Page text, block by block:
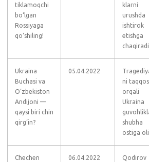
tiklamoqchi
bo‘lgan
Rossiyaga
qo‘shiling!
klarni
urushda
ishtirok
etishga
chaqiradi
Ukraina
Buchasi va
O‘zbekiston
Andijoni —
qaysi biri chin
qirg‘in?
05.04.2022
ni
orqali
Ukraina
shubha
ostiga
Chechen 06.04.2022 Qodirov